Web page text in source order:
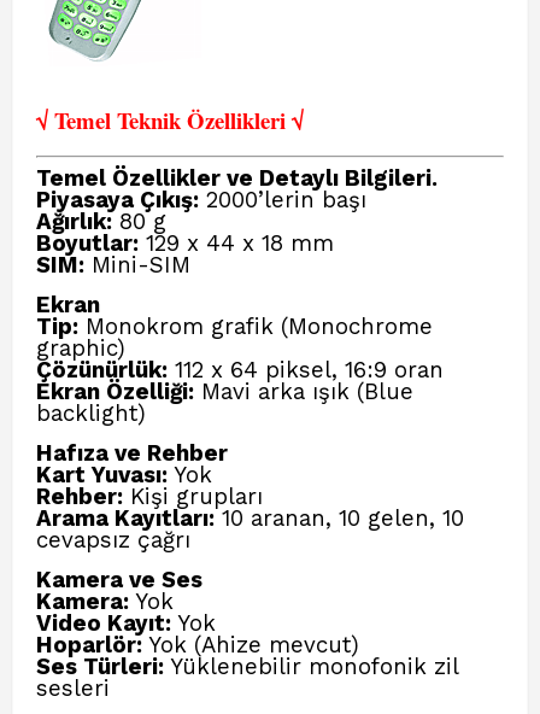
√ Temel Teknik Özellikleri √
Temel Özellikler ve Detaylı Bilgileri.
Piyasaya Çıkış: 2000’lerin başı
Ağırlık: 80 g
Boyutlar: 129 x 44 x 18 mm
SIM: Mini-SIM
Ekran
Tip: Monokrom grafik (Monochrome
graphic)
Çözünürlük: 112 x 64 piksel, 16:9 oran
Ekran Özelliği: Mavi arka ışık (Blue
backlight)
Hafıza ve Rehber
Kart Yuvası: Yok
Rehber: Kişi grupları
Arama Kayıtları: 10 aranan, 10 gelen, 10
cevapsız çağrı
Kamera ve Ses
Kamera: Yok
Video Kayıt: Yok
Hoparlör: Yok (Ahize mevcut)
Ses Türleri: Yüklenebilir monofonik zil
sesleri